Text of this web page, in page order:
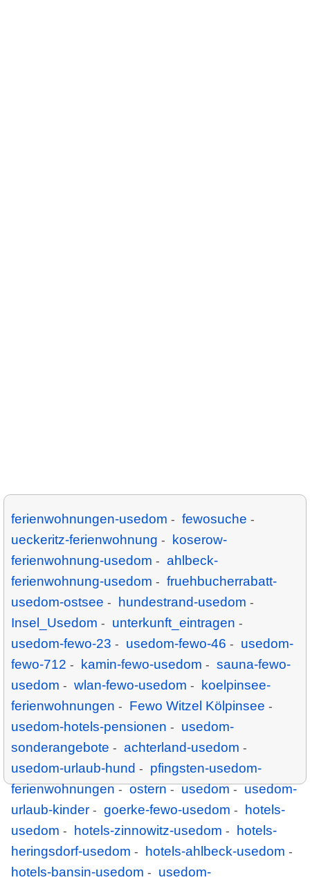
ferienwohnungen-usedom - fewosuche -
ueckeritz-ferienwohnung -
koserow-
ferienwohnung-usedom - ahlbeck-
ferienwohnung-usedom - fruehbucherrabatt-
usedom-ostsee - hundestrand-usedom -
Insel_Usedom - unterkunft_eintragen -
usedom-fewo-23 - usedom-fewo-46 - usedom-
fewo-712 - kamin-fewo-usedom - sauna-fewo-
usedom - wlan-fewo-usedom -
koelpinsee-
ferienwohnungen - Fewo Witzel Kölpinsee -
usedom-hotels-pensionen - usedom-
sonderangebote - achterland-usedom -
usedom-urlaub-hund - pfingsten-usedom-
ferienwohnungen - ostern - usedom - usedom-
urlaub-kinder - goerke-fewo-usedom -
hotels-
usedom - hotels-zinnowitz-usedom -
hotels-
heringsdorf-usedom - hotels-ahlbeck-usedom -
hotels-bansin-usedom - usedom-